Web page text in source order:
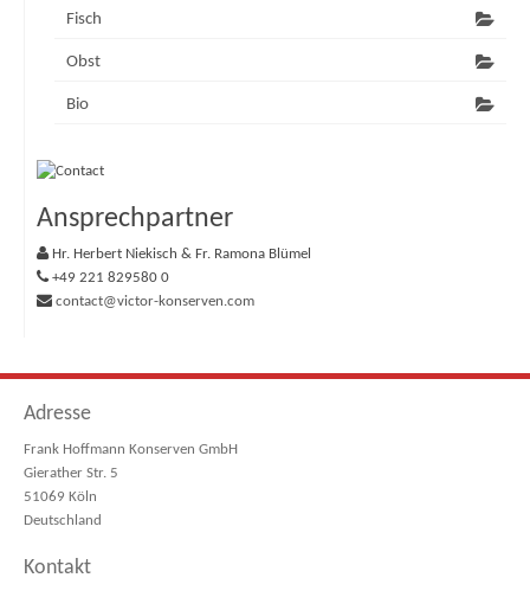
Fisch
Obst
Bio
Ansprechpartner
Hr. Herbert Niekisch & Fr. Ramona Blümel
+49 221 829580 0
contact@victor-konserven.com
Adresse
Frank Hoffmann Konserven GmbH
Gierather Str. 5
51069 Köln
Deutschland
Kontakt